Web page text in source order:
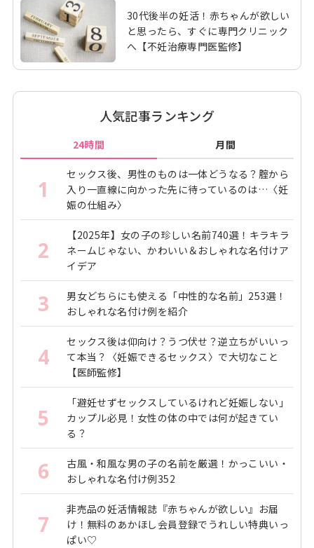
30代後半の妊活！赤ちゃんが欲しい
と思ったら、すぐに専門クリニック
へ【不妊治療専門医監修】
人気記事ランキング
24時間 月間
1
セックス後、男性のものは一体どうなる？腟から
入り一直線に向かった先に待っているのは…〈妊
娠の仕組み〉
2
【2025年】女の子の珍しい名前740選！キラキラ
ネームじゃない、かわいい＆おしゃれな名付けア
イデア
3
男女どちらにも使える「中性的な名前」253選！
おしゃれな名付け例を紹介
4
セックス後は仰向け？うつ伏せ？逆立ちがいいっ
て本当？〈妊娠できるセックス〉で大切なこと
【医師監修】
5
「避妊せずセックスしているけれど妊娠しない」
カップル必見！女性の体の中では何が起きてい
る？
6
古風・和風な男の子の名前を厳選！かっこいい・
おしゃれな名付け例352
7
非売品の妊活情報誌『赤ちゃんが欲しい』お届
け！無料のあかほし会員登録でうれしい特典いっ
ぱい♡